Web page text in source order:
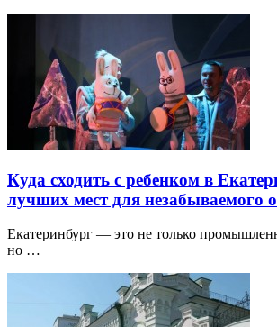
Куда сходить с ребенком в
лучших мест для незабываемого
Екатеринбург — это не только
но …